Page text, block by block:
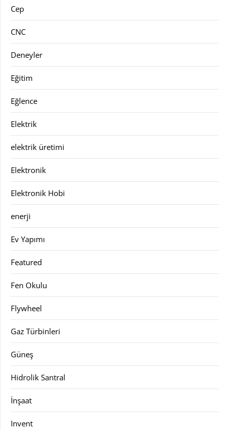
Cep
CNC
Deneyler
Eğitim
Eğlence
Elektrik
elektrik üretimi
Elektronik
Elektronik Hobi
enerji
Ev Yapımı
Featured
Fen Okulu
Flywheel
Gaz Türbinleri
Güneş
Hidrolik Santral
İnşaat
Invent